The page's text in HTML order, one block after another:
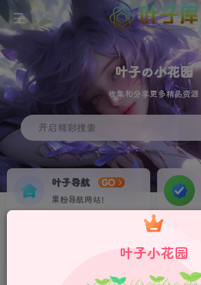
叶子の小花园
收集和分享更多精品资源
开启精彩搜索
叶子导航 GO
果粉导航网站！
收集IPA各种素材资源！叶子小花园